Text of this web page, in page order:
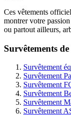
Ces vêtements
montrer votre
ou partout ailleurs,
Survêtements
Survêtement
Survêtement
Survêtement
Survêtement
Survêtement
Survêtement